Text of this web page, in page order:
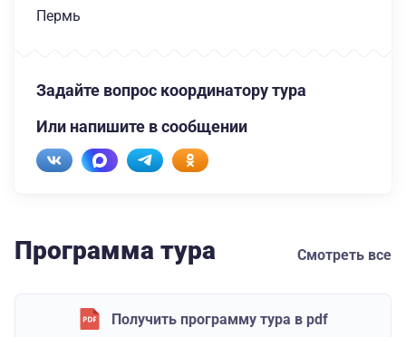
Пермь
Задайте вопрос координатору тура
Или напишите в сообщении
Программа тура Смотреть все
Получить программу тура в pdf